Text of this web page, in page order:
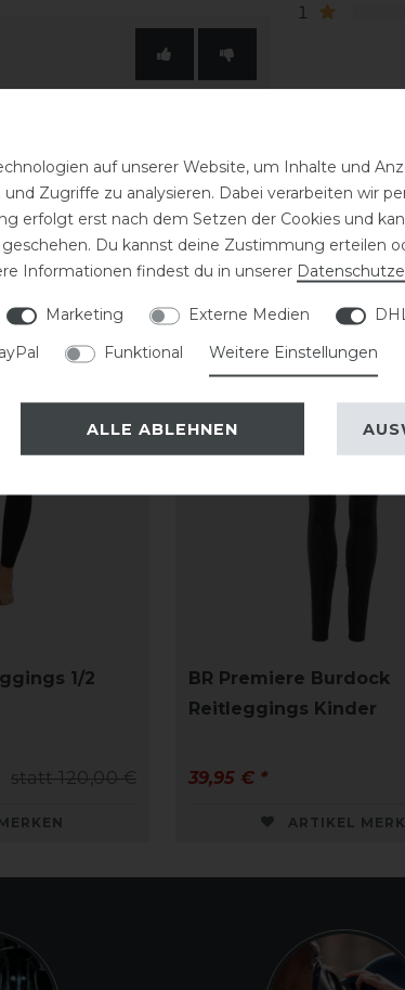
1
1/2
statt 120,00 €
BR Premiere Burdock
Reitleggings Kinder
39,95 € *
ARTIKEL
auf unserer Website, um Inhalte und
Zugriffe zu analysieren. Dabei verarbeiten wir
erfolgt erst nach dem Setzen der Cookies und
Du kannst deine Zustimmung erteilen
Informationen findest du in unserer
Marketing Externe Medien
Funktional Weitere Einstellungen
ALLE ABLEHNEN